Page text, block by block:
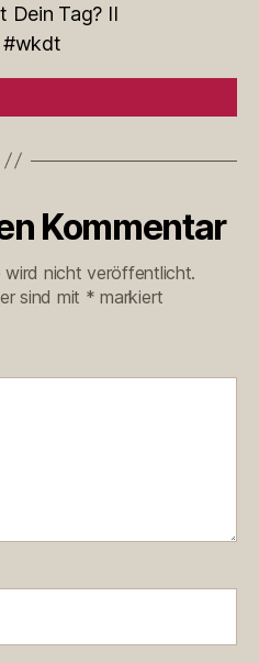
Dein Tag? II
#wkdt
Kommentar
wird nicht veröffentlicht.
sind mit * markiert